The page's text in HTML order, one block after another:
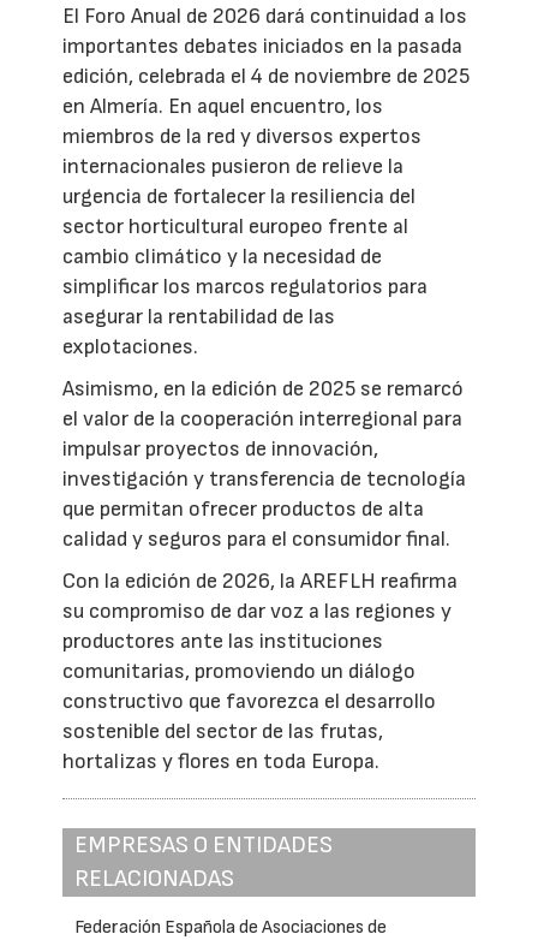
El Foro Anual de 2026 dará continuidad a los
importantes debates iniciados en la pasada
edición, celebrada el 4 de noviembre de 2025
en Almería. En aquel encuentro, los
miembros de la red y diversos expertos
internacionales pusieron de relieve la
urgencia de fortalecer la resiliencia del
sector horticultural europeo frente al
cambio climático y la necesidad de
simplificar los marcos regulatorios para
asegurar la rentabilidad de las
explotaciones.
Asimismo, en la edición de 2025 se remarcó
el valor de la cooperación interregional para
impulsar proyectos de innovación,
investigación y transferencia de tecnología
que permitan ofrecer productos de alta
calidad y seguros para el consumidor final.
Con la edición de 2026, la AREFLH reafirma
su compromiso de dar voz a las regiones y
productores ante las instituciones
comunitarias, promoviendo un diálogo
constructivo que favorezca el desarrollo
sostenible del sector de las frutas,
hortalizas y flores en toda Europa.
EMPRESAS O ENTIDADES
RELACIONADAS
Federación Española de Asociaciones de